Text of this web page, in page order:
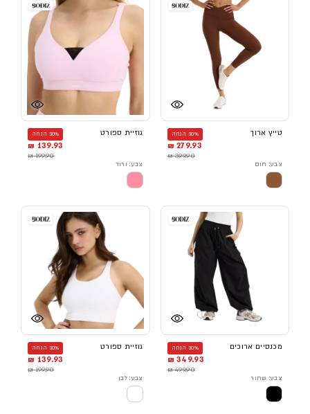
טייץ ארוך 30% הנחה
279.93 ₪
399.90 ₪
צבע: חום
גוזיית ספורט 30% הנחה
139.93 ₪
199.90 ₪
צבע: ורוד
מכנסיים ארוכים 30% הנחה
349.93 ₪
499.90 ₪
צבע: שחור
גוזיית ספורט 30% הנחה
139.93 ₪
199.90 ₪
צבע: לבן